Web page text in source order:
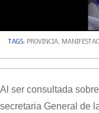
TAGS: PROVINCIA,
Al ser consultada
secretaria General de